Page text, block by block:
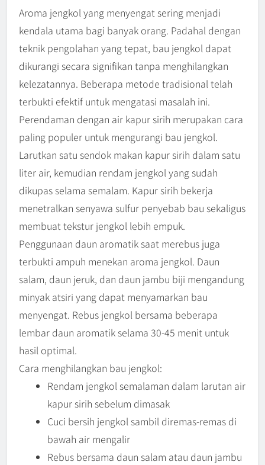
Aroma jengkol yang menyengat sering menjadi
kendala utama bagi banyak orang. Padahal dengan
teknik pengolahan yang tepat, bau jengkol dapat
dikurangi secara signifikan tanpa menghilangkan
kelezatannya. Beberapa metode tradisional telah
terbukti efektif untuk mengatasi masalah ini.
Perendaman dengan air kapur sirih merupakan cara
paling populer untuk mengurangi bau jengkol.
Larutkan satu sendok makan kapur sirih dalam satu
liter air, kemudian rendam jengkol yang sudah
dikupas selama semalam. Kapur sirih bekerja
menetralkan senyawa sulfur penyebab bau sekaligus
membuat tekstur jengkol lebih empuk.
Penggunaan daun aromatik saat merebus juga
terbukti ampuh menekan aroma jengkol. Daun
salam, daun jeruk, dan daun jambu biji mengandung
minyak atsiri yang dapat menyamarkan bau
menyengat. Rebus jengkol bersama beberapa
lembar daun aromatik selama 30-45 menit untuk
hasil optimal.
Cara menghilangkan bau jengkol:
Rendam jengkol semalaman dalam larutan air
kapur sirih sebelum dimasak
Cuci bersih jengkol sambil diremas-remas di
bawah air mengalir
Rebus bersama daun salam atau daun jambu